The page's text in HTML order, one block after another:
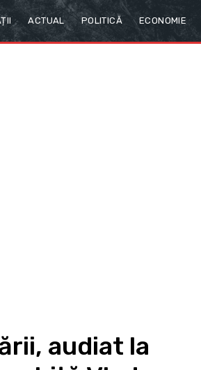
ACTUAL POLITICĂ ECONOMIE
audiat la